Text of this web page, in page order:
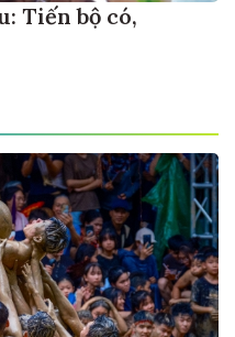
Tiến bộ có,